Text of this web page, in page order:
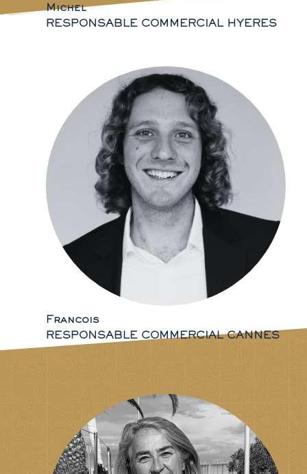
Michel
RESPONSABLE COMMERCIAL HYERES
Francois
RESPONSABLE COMMERCIAL CANNES